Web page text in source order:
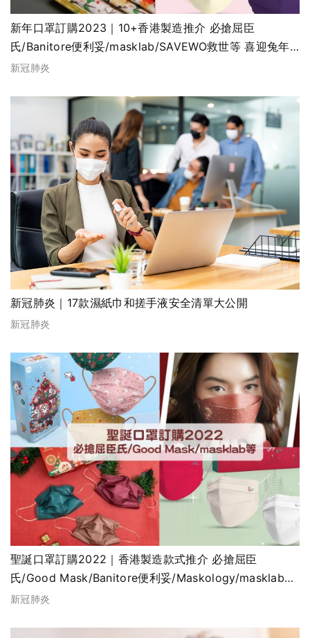
新年口罩訂購2023｜10+香港製造推介 必搶屈臣
氏/Banitore便利妥/masklab/SAVEWO救世等 喜迎兔年
（不斷更新）
新冠肺炎
新冠肺炎｜17款濕紙巾和搓手液安全清單大公開
新冠肺炎
聖誕口罩訂購2022｜香港製造款式推介 必搶屈臣
氏/Good Mask/Banitore便利妥/Maskology/masklab等
（不斷更新）
新冠肺炎